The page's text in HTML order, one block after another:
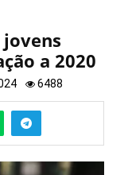
a 2020
6488